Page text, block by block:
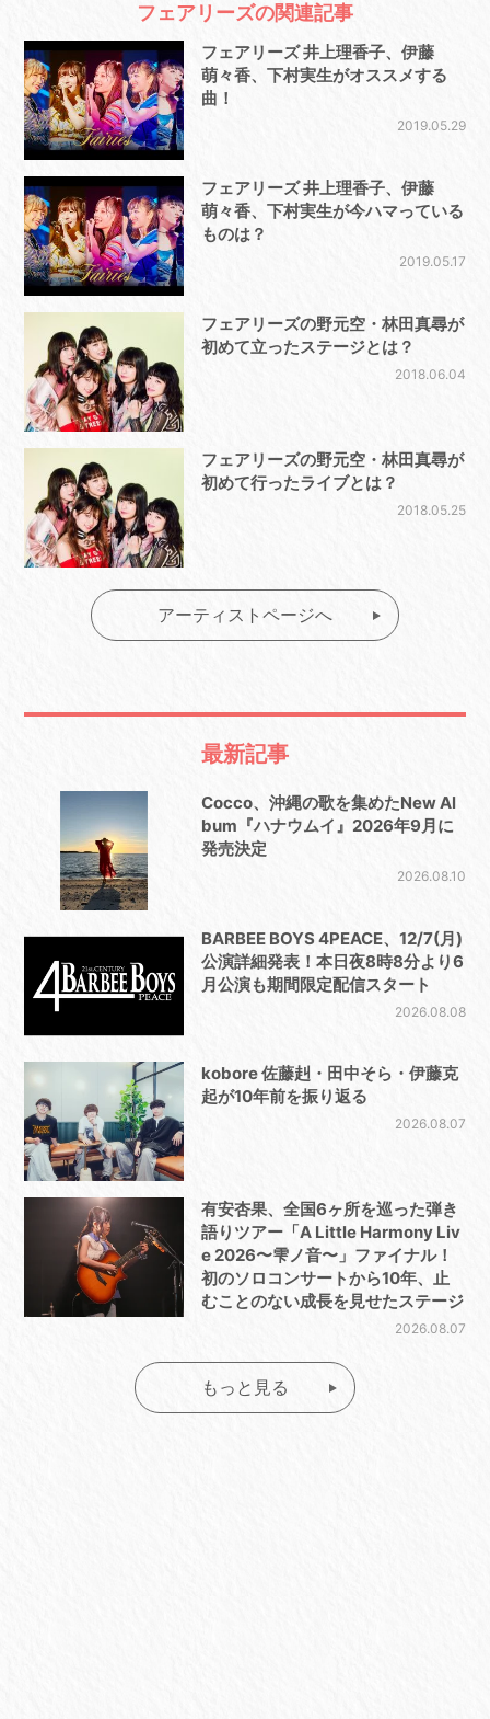
フェアリーズの関連記事
フェアリーズ 井上理香子、伊藤
萌々香、下村実生がオススメする
曲！
2019.05.29
フェアリーズ 井上理香子、伊藤
萌々香、下村実生が今ハマっている
ものは？
2019.05.17
フェアリーズの野元空・林田真尋が
初めて立ったステージとは？
2018.06.04
フェアリーズの野元空・林田真尋が
初めて行ったライブとは？
2018.05.25
アーティストページへ
最新記事
Cocco、沖縄の歌を集めたNew Al
bum『ハナウムイ』2026年9月に
発売決定
2026.08.10
BARBEE BOYS 4PEACE、12/7(月)
公演詳細発表！本日夜8時8分より6
月公演も期間限定配信スタート
2026.08.08
kobore 佐藤赳・田中そら・伊藤克
起が10年前を振り返る
2026.08.07
有安杏果、全国6ヶ所を巡った弾き
語りツアー「A Little Harmony Liv
e 2026〜雫ノ音〜」ファイナル！
初のソロコンサートから10年、止
むことのない成長を見せたステージ
2026.08.07
もっと見る